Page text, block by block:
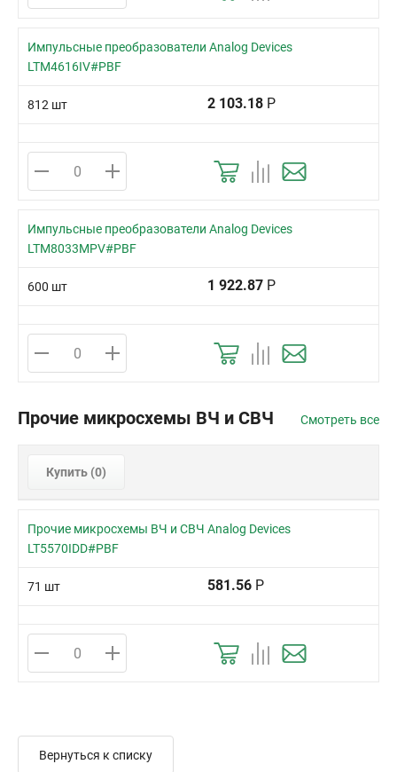
Импульсные преобразователи Analog Devices
LTM4616IV#PBF
812 шт 2 103.18 Р
Импульсные преобразователи Analog Devices
LTM8033MPV#PBF
600 шт 1 922.87 Р
Прочие микросхемы ВЧ и СВЧ Смотреть все
Купить (0)
Прочие микросхемы ВЧ и СВЧ Analog Devices
LT5570IDD#PBF
71 шт 581.56 Р
Вернуться к списку